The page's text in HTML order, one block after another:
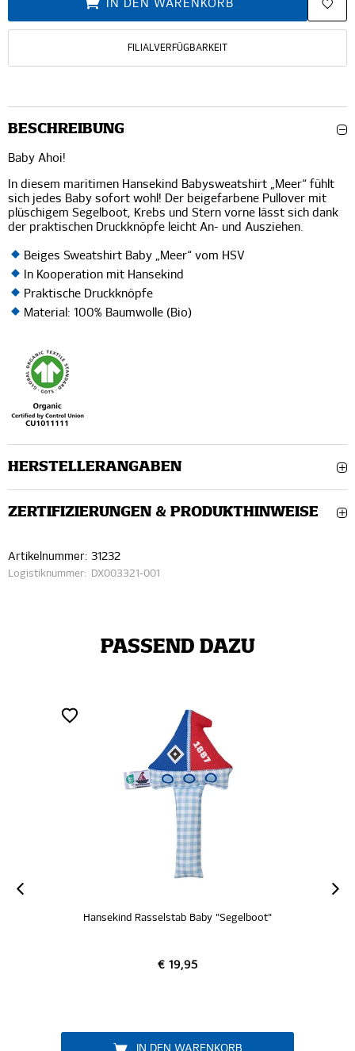
IN DEN WARENKORB
FILIALVERFÜGBARKEIT
BESCHREIBUNG
Baby Ahoi!
In diesem maritimen Hansekind Babysweatshirt „Meer“ fühlt
sich jedes Baby sofort wohl! Der beigefarbene Pullover mit
plüschigem Segelboot, Krebs und Stern vorne lässt sich dank
der praktischen Druckknöpfe leicht An- und Ausziehen.
Beiges Sweatshirt Baby „Meer“ vom HSV
In Kooperation mit Hansekind
Praktische Druckknöpfe
Material: 100% Baumwolle (Bio)
HERSTELLERANGABEN
ZERTIFIZIERUNGEN & PRODUKTHINWEISE
Artikelnummer: 31232
Logistiknummer: DX003321-001
PASSEND DAZU
Hansekind Rasselstab Baby "Segelboot"
€ 19,95
IN DEN WARENKORB